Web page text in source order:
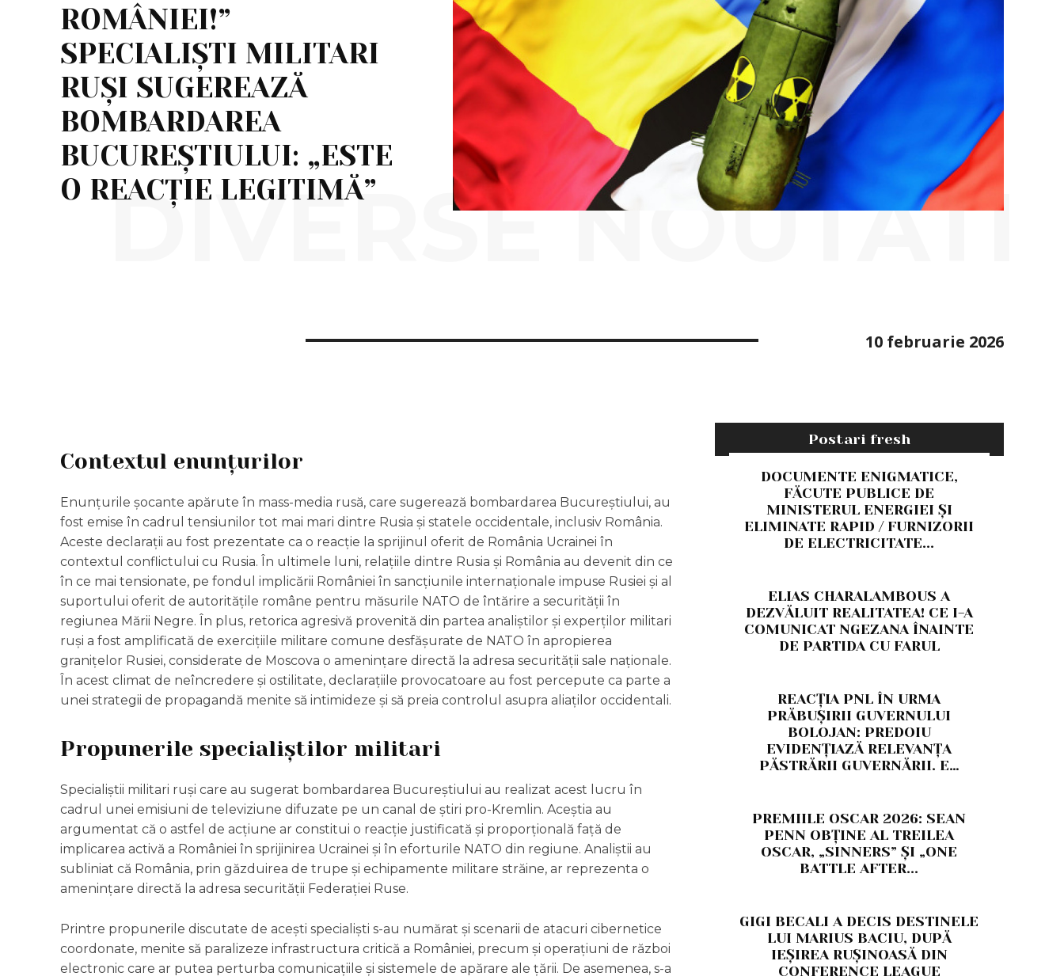
ROMÂNIEI!”
SPECIALIȘTI MILITARI
RUȘI SUGEREAZĂ
BOMBARDAREA
BUCUREȘTIULUI: „ESTE
O REACȚIE LEGITIMĂ”
DIVERSE NOUTATI
10 februarie 2026
Contextul enunțurilor
Enunțurile șocante apărute în mass-media rusă, care sugerează bombardarea Bucureștiului, au
fost emise în cadrul tensiunilor tot mai mari dintre Rusia și statele occidentale, inclusiv România.
Aceste declarații au fost prezentate ca o reacție la sprijinul oferit de România Ucrainei în
contextul conflictului cu Rusia. În ultimele luni, relațiile dintre Rusia și România au devenit din ce
în ce mai tensionate, pe fondul implicării României în sancțiunile internaționale impuse Rusiei și al
suportului oferit de autoritățile române pentru măsurile NATO de întărire a securității în
regiunea Mării Negre. În plus, retorica agresivă provenită din partea analiștilor și experților militari
ruși a fost amplificată de exercițiile militare comune desfășurate de NATO în apropierea
granițelor Rusiei, considerate de Moscova o amenințare directă la adresa securității sale naționale.
În acest climat de neîncredere și ostilitate, declarațiile provocatoare au fost percepute ca parte a
unei strategii de propagandă menite să intimideze și să preia controlul asupra aliaților occidentali.
Propunerile specialiștilor militari
Specialiștii militari ruși care au sugerat bombardarea Bucureștiului au realizat acest lucru în
cadrul unei emisiuni de televiziune difuzate pe un canal de știri pro-Kremlin. Aceștia au
argumentat că o astfel de acțiune ar constitui o reacție justificată și proporțională față de
implicarea activă a României în sprijinirea Ucrainei și în eforturile NATO din regiune. Analiștii au
subliniat că România, prin găzduirea de trupe și echipamente militare străine, ar reprezenta o
amenințare directă la adresa securității Federației Ruse.
Printre propunerile discutate de acești specialiști s-au numărat și scenarii de atacuri cibernetice
coordonate, menite să paralizeze infrastructura critică a României, precum și operațiuni de război
electronic care ar putea perturba comunicațiile și sistemele de apărare ale țării. De asemenea, s-a
Postari fresh
DOCUMENTE ENIGMATICE,
FĂCUTE PUBLICE DE
MINISTERUL ENERGIEI ȘI
ELIMINATE RAPID / FURNIZORII
DE ELECTRICITATE...
ELIAS CHARALAMBOUS A
DEZVĂLUIT REALITATEA! CE I-A
COMUNICAT NGEZANA ÎNAINTE
DE PARTIDA CU FARUL
REACȚIA PNL ÎN URMA
PRĂBUȘIRII GUVERNULUI
BOLOJAN: PREDOIU
EVIDENȚIAZĂ RELEVANȚA
PĂSTRĂRII GUVERNĂRII. E…
PREMIILE OSCAR 2026: SEAN
PENN OBȚINE AL TREILEA
OSCAR, „SINNERS” ȘI „ONE
BATTLE AFTER...
GIGI BECALI A DECIS DESTINELE
LUI MARIUS BACIU, DUPĂ
IEȘIREA RUȘINOASĂ DIN
CONFERENCE LEAGUE